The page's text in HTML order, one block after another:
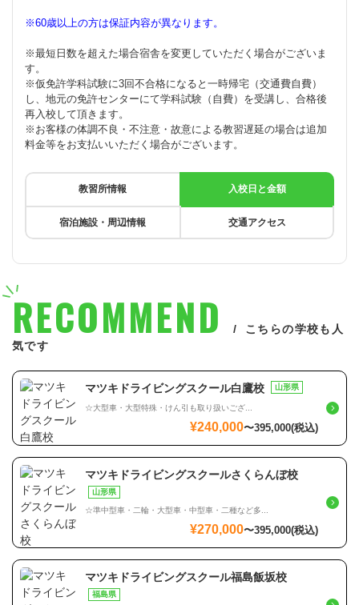
※60歳以上の方は保証内容が異なります。
※最短日数を超えた場合宿舎を変更していただく場合がございま
す。
※仮免許学科試験に3回不合格になると一時帰宅（交通費自費）
し、地元の免許センターにて学科試験（自費）を受講し、合格後
再入校して頂きます。
※お客様の体調不良・不注意・故意による教習遅延の場合は追加
料金等をお支払いいただく場合がございます。
教習所情報 入校日と金額
宿泊施設・周辺情報 交通アクセス
RECOMMEND
こちらの学校も人
気です
山形県
マツキドライビングスクール白鷹校
☆大型車・大型特殊・けん引も取り扱いござ...
¥240,000〜395,000(税込)
山形県
マツキドライビングスクールさくらんぼ校
☆準中型車・二輪・大型車・中型車・二種など多...
¥270,000〜395,000(税込)
福島県
マツキドライビングスクール福島飯坂校